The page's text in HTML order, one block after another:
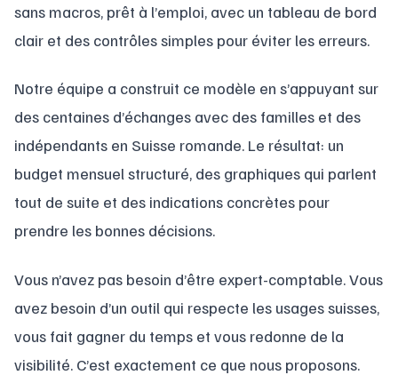
sans macros, prêt à l’emploi, avec un tableau de bord
clair et des contrôles simples pour éviter les erreurs.
Notre équipe a construit ce modèle en s’appuyant sur
des centaines d’échanges avec des familles et des
indépendants en Suisse romande. Le résultat: un
budget mensuel structuré, des graphiques qui parlent
tout de suite et des indications concrètes pour
prendre les bonnes décisions.
Vous n’avez pas besoin d’être expert-comptable. Vous
avez besoin d’un outil qui respecte les usages suisses,
vous fait gagner du temps et vous redonne de la
visibilité. C’est exactement ce que nous proposons.